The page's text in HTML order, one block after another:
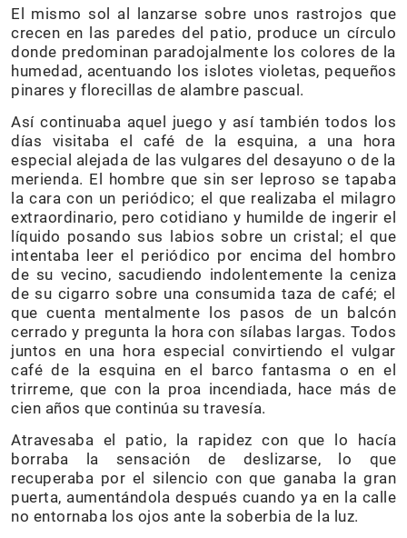
El mismo sol al lanzarse sobre unos rastrojos que
crecen en las paredes del patio, produce un círculo
donde predominan paradojalmente los colores de la
humedad, acentuando los islotes violetas, pequeños
pinares y florecillas de alambre pascual.
Así continuaba aquel juego y así también todos los
días visitaba el café de la esquina, a una hora
especial alejada de las vulgares del desayuno o de la
merienda. El hombre que sin ser leproso se tapaba
la cara con un periódico; el que realizaba el milagro
extraordinario, pero cotidiano y humilde de ingerir el
líquido posando sus labios sobre un cristal; el que
intentaba leer el periódico por encima del hombro
de su vecino, sacudiendo indolentemente la ceniza
de su cigarro sobre una consumida taza de café; el
que cuenta mentalmente los pasos de un balcón
cerrado y pregunta la hora con sílabas largas. Todos
juntos en una hora especial convirtiendo el vulgar
café de la esquina en el barco fantasma o en el
trirreme, que con la proa incendiada, hace más de
cien años que continúa su travesía.
Atravesaba el patio, la rapidez con que lo hacía
borraba la sensación de deslizarse, lo que
recuperaba por el silencio con que ganaba la gran
puerta, aumentándola después cuando ya en la calle
no entornaba los ojos ante la soberbia de la luz.